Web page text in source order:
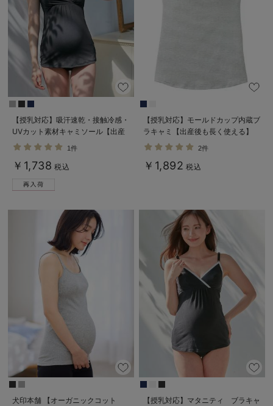
【授乳対応】吸汗速乾・接触冷感・
UVカット素材キャミソール【出産
後も長く使える】
1件
￥1,738 税込
【授乳対応】モールドカップ内蔵ブ
ラキャミ【出産後も長く使える】
2件
￥1,892 税込
犬印本舗 【オーガニックコット
【授乳対応】マタニティ ブラキャ